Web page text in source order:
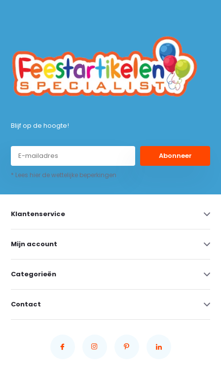
Blijf op de hoogte!
Abonneer
* Lees hier de wettelijke beperkingen
Klantenservice
Mijn account
Categorieën
Contact